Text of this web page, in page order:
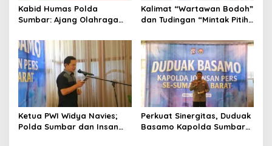
Kabid Humas Polda
Sumbar: Ajang Olahraga
Perekat Persaudaraan dan
Kamtibmas
Kalimat “Wartawan Bodoh”
dan Tudingan “Mintak Pitih”
Affa Adicitta ke Polresta
Bukittinggi
Ketua PWI Widya Navies;
Polda Sumbar dan Insan
Perkuat Sinergitas, Duduak
Basamo Kapolda Sumbar